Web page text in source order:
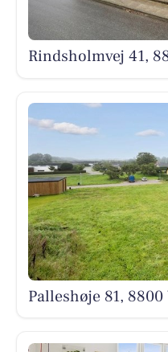
Rindsholmvej 41,
Palleshøje 81,